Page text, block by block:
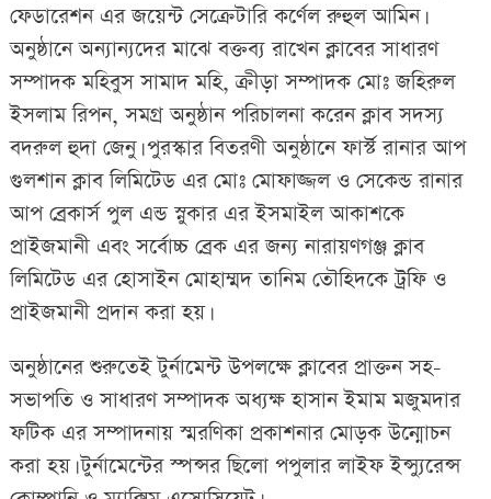
ফেডারেশন এর জয়েন্ট সেক্রেটারি কর্ণেল রুহুল আমিন।
অনুষ্ঠানে অন্যান্যদের মাঝে বক্তব্য রাখেন ক্লাবের সাধারণ
সম্পাদক মহিবুস সামাদ মহি, ক্রীড়া সম্পাদক মোঃ জহিরুল
ইসলাম রিপন, সমগ্র অনুষ্ঠান পরিচালনা করেন ক্লাব সদস্য
বদরুল হুদা জেনু। পুরস্কার বিতরণী অনুষ্ঠানে ফার্স্ট রানার আপ
গুলশান ক্লাব লিমিটেড এর মোঃ মোফাজ্জল ও সেকেন্ড রানার
আপ ব্রেকার্স পুল এন্ড স্নুকার এর ইসমাইল আকাশকে
প্রাইজমানী এবং সর্বোচ্চ ব্রেক এর জন্য নারায়ণগঞ্জ ক্লাব
লিমিটেড এর হোসাইন মোহাম্মদ তানিম তৌহিদকে ট্রফি ও
প্রাইজমানী প্রদান করা হয়।
অনুষ্ঠানের শুরুতেই টুর্নামেন্ট উপলক্ষে ক্লাবের প্রাক্তন সহ-
সভাপতি ও সাধারণ সম্পাদক অধ্যক্ষ হাসান ইমাম মজুমদার
ফটিক এর সম্পাদনায় স্মরণিকা প্রকাশনার মোড়ক উন্মোচন
করা হয়। টুর্নামেন্টের স্পন্সর ছিলো পপুলার লাইফ ইন্স্যুরেন্স